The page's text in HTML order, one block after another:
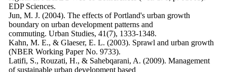
EDP Sciences.
Jun, M. J. (2004). The effects of Portland's urban growth
boundary on urban development patterns and
commuting. Urban Studies, 41(7), 1333-1348.
Kahn, M. E., & Glaeser, E. L. (2003). Sprawl and urban growth
(NBER Working Paper No. 9733).
Latifi, S., Rouzati, H., & Sahebqarani, A. (2009). Management
of sustainable urban development based